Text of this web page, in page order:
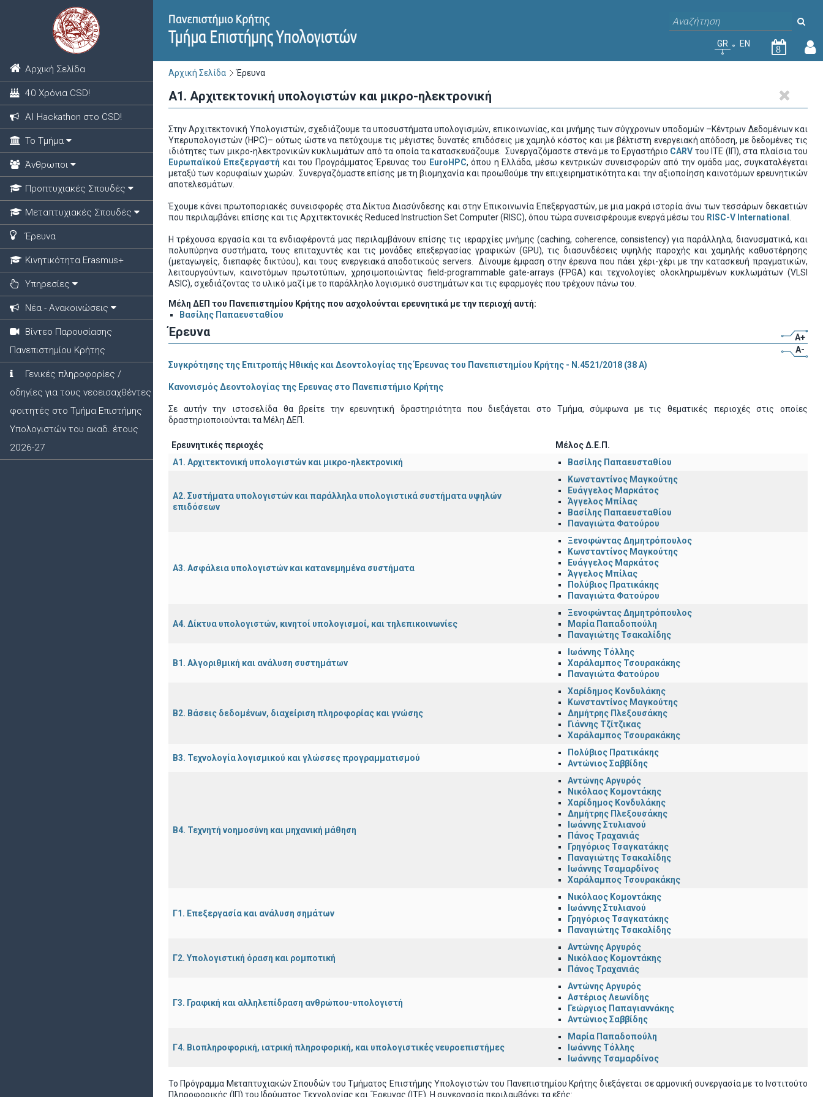
Αρχική Σελίδα
40 Χρόνια CSD!
ΑΙ Hackathon στο CSD!
Το Τμήμα
Άνθρωποι
Προπτυχιακές Σπουδές
Μεταπτυχιακές Σπουδές
Έρευνα
Κινητικότητα Erasmus+
Υπηρεσίες
Νέα - Ανακοινώσεις
Βίντεο Παρουσίασης
Πανεπιστημίου Κρήτης
Γενικές πληροφορίες /
οδηγίες για τους νεοεισαχθέντες
φοιτητές στο Τμήμα Επιστήμης
Υπολογιστών του ακαδ. έτους
2026-27
GR EN
8
Αρχική Σελίδα Έρευνα
Α1. Αρχιτεκτoνική υπολογιστών και μικρο-ηλεκτρονική
Στην Αρχιτεκτονική Υπολογιστών, σχεδιάζουμε τα υποσυστήματα υπολογισμών, επικοινωνίας, και μνήμης των σύγχρονων υποδομών –Κέντρων Δεδομένων και
Υπερυπολογιστών (HPC)– ούτως ώστε να πετύχουμε τις μέγιστες δυνατές επιδόσεις με χαμηλό κόστος και με βέλτιστη ενεργειακή απόδοση, με δεδομένες τις
ιδιότητες των μικρο-ηλεκτρονικών κυκλωμάτων από τα οποία τα κατασκευάζουμε. Συνεργαζόμαστε στενά με το Εργαστήριο CARV του ΙΤΕ (ΙΠ), στα πλαίσια του
Ευρωπαϊκού Επεξεργαστή και του Προγράμματος Έρευνας του EuroHPC, όπου η Ελλάδα, μέσω κεντρικών συνεισφορών από την ομάδα μας, συγκαταλέγεται
μεταξύ των κορυφαίων χωρών. Συνεργαζόμαστε επίσης με τη βιομηχανία και προωθούμε την επιχειρηματικότητα και την αξιοποίηση καινοτόμων ερευνητικών
αποτελεσμάτων.
Έχουμε κάνει πρωτοποριακές συνεισφορές στα Δίκτυα Διασύνδεσης και στην Επικοινωνία Επεξεργαστών, με μια μακρά ιστορία άνω των τεσσάρων δεκαετιών
που περιλαμβάνει επίσης και τις Αρχιτεκτονικές Reduced Instruction Set Computer (RISC), όπου τώρα συνεισφέρουμε ενεργά μέσω του RISC-V International
Η τρέχουσα εργασία και τα ενδιαφέροντά μας περιλαμβάνουν επίσης τις ιεραρχίες μνήμης (caching, coherence, consistency) για παράλληλα, διανυσματικά, και
πολυπύρηνα συστήματα, τους επιταχυντές και τις μονάδες επεξεργασίας γραφικών (GPU), τις διασυνδέσεις υψηλής παροχής και χαμηλής καθυστέρησης
(μεταγωγείς, διεπαφές δικτύου), και τους ενεργειακά αποδοτικούς servers. Δίνουμε έμφαση στην έρευνα που πάει χέρι-χέρι με την κατασκευή πραγματικών,
λειτουργούντων, καινοτόμων πρωτοτύπων, χρησιμοποιώντας field-programmable gate-arrays (FPGA) και τεχνολογίες ολοκληρωμένων κυκλωμάτων (VLSI
ASIC), σχεδιάζοντας το υλικό μαζί με το παράλληλο λογισμικό συστημάτων και τις εφαρμογές που τρέχουν πάνω του.
Μέλη ΔΕΠ του Πανεπιστημίου Κρήτης που ασχολούνται ερευνητικά με την περιοχή αυτή:
Βασίλης Παπαευσταθίου
Έρευνα
A+
A-
Συγκρότησης της Επιτροπής Ηθικής και Δεοντολογίας της Έρευνας του Πανεπιστημίου Κρήτης - Ν.4521/2018 (38 Α)
Κανονισμός Δεοντολογίας της Ερευνας στο Πανεπιστήμιο Κρήτης
Σε αυτήν την ιστοσελίδα θα βρείτε την ερευνητική δραστηριότητα που διεξάγεται στο Τμήμα, σύμφωνα με τις θεματικές περιοχές στις οποίες
δραστηριοποιούνται τα Μέλη ΔΕΠ.
Ερευνητικές περιοχές
Μέλος Δ.Ε.Π.
Α1. Αρχιτεκτoνική υπολογιστών και μικρο-ηλεκτρονική
Βασίλης Παπαευσταθίου
Α2. Συστήματα υπολογιστών και παράλληλα υπολογιστικά συστήματα υψηλών
επιδόσεων
Κωνσταντίνος Μαγκούτης
Ευάγγελος Μαρκάτος
Άγγελος Μπίλας
Βασίλης Παπαευσταθίου
Παναγιώτα Φατούρου
Α3. Ασφάλεια υπολογιστών και κατανεμημένα συστήματα
Ξενοφώντας Δημητρόπουλος
Κωνσταντίνος Μαγκούτης
Ευάγγελος Μαρκάτος
Άγγελος Μπίλας
Πολύβιος Πρατικάκης
Παναγιώτα Φατούρου
Α4. Δίκτυα υπολογιστών, κινητοί υπολογισμοί, και τηλεπικοινωνίες
Ξενοφώντας Δημητρόπουλος
Μαρία Παπαδοπούλη
Παναγιώτης Τσακαλίδης
Β1. Αλγοριθμική και ανάλυση συστημάτων
Ιωάννης Τόλλης
Χαράλαμπος Τσουρακάκης
Παναγιώτα Φατούρου
Β2. Βάσεις δεδομένων, διαχείριση πληροφορίας και γνώσης
Χαρίδημος Κονδυλάκης
Κωνσταντίνος Μαγκούτης
Δημήτρης Πλεξουσάκης
Γιάννης Τζίτζικας
Χαράλαμπος Τσουρακάκης
Β3. Τεχνολογία λογισμικού και γλώσσες προγραμματισμού
Πολύβιος Πρατικάκης
Αντώνιος Σαββίδης
Β4. Τεχνητή νοημοσύνη και μηχανική μάθηση
Αντώνης Αργυρός
Νικόλαος Κομοντάκης
Χαρίδημος Κονδυλάκης
Δημήτρης Πλεξουσάκης
Ιωάννης Στυλιανού
Πάνος Τραχανιάς
Γρηγόριος Τσαγκατάκης
Παναγιώτης Τσακαλίδης
Ιωάννης Τσαμαρδίνος
Χαράλαμπος Τσουρακάκης
Γ1. Επεξεργασία και ανάλυση σημάτων
Νικόλαος Κομοντάκης
Ιωάννης Στυλιανού
Γρηγόριος Τσαγκατάκης
Παναγιώτης Τσακαλίδης
Γ2. Υπολογιστική όραση και ρομποτική
Αντώνης Αργυρός
Νικόλαος Κομοντάκης
Πάνος Τραχανιάς
Γ3. Γραφική και αλληλεπίδραση ανθρώπου-υπολογιστή
Αντώνης Αργυρός
Αστέριος Λεωνίδης
Γεώργιος Παπαγιαννάκης
Αντώνιος Σαββίδης
Γ4. Βιοπληροφορική, ιατρική πληροφορική, και υπολογιστικές νευροεπιστήμες
Μαρία Παπαδοπούλη
Ιωάννης Τόλλης
Ιωάννης Τσαμαρδίνος
Το Πρόγραμμα Μεταπτυχιακών Σπουδών του Τμήματος Επιστήμης Υπολογιστών του Πανεπιστημίου Κρήτης διεξάγεται σε αρμονική συνεργασία με το Ινστιτούτο
Πληροφορικής (ΙΠ) του Ιδρύματος Τεχνολογίας και ΄Έρευνας (ΙΤΕ). Η συνεργασία περιλαμβάνει τα εξής: